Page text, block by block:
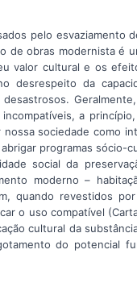
pelo esvaziamento
de obras modernista é
valor cultural e os
desrespeito da
a
sociedade como
programas
social da
moderno –
quando revestidos
o uso compatível
cultural da
do potencial